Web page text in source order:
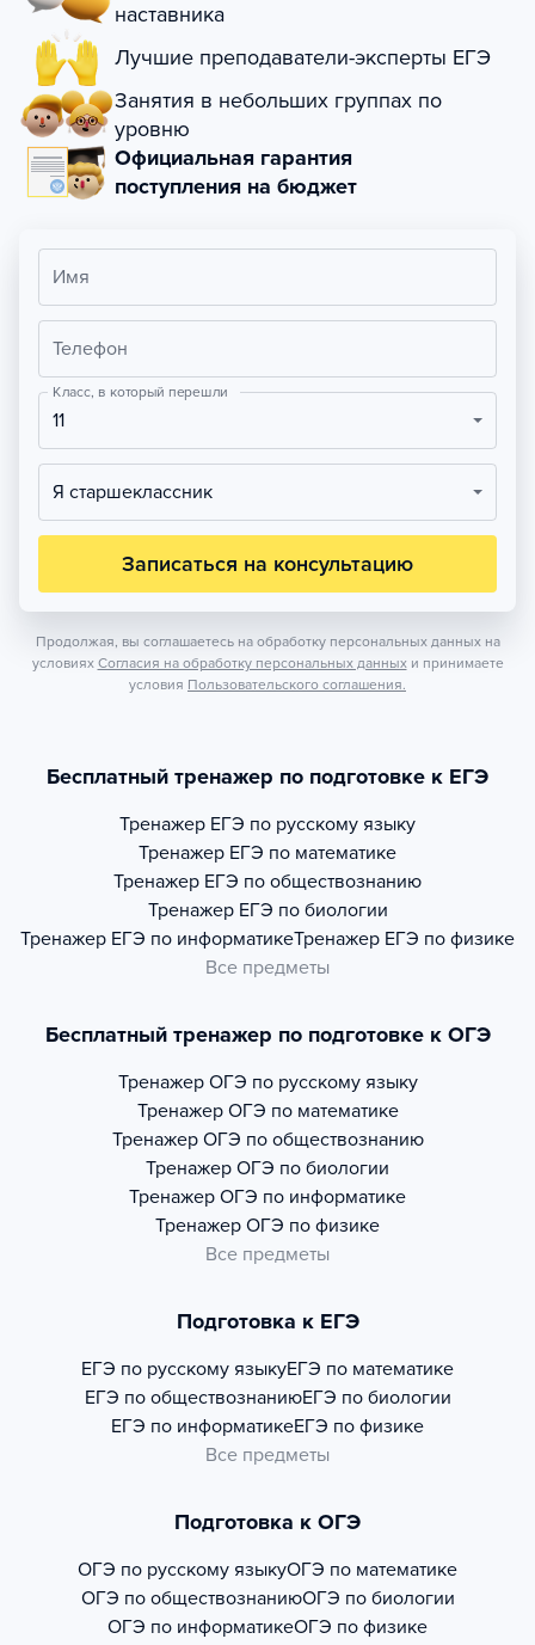
наставника
Лучшие преподаватели-эксперты ЕГЭ
Занятия в небольших группах по
уровню
Официальная гарантия
поступления на бюджет
Имя
Телефон
Класс, в который перешли
11
Я старшеклассник
Записаться на консультацию
Продолжая, вы соглашаетесь на обработку персональных данных на
условиях Согласия на обработку персональных данных и принимаете
условия Пользовательского соглашения.
Бесплатный тренажер по подготовке к ЕГЭ
Тренажер ЕГЭ по русскому языку
Тренажер ЕГЭ по математике
Тренажер ЕГЭ по обществознанию
Тренажер ЕГЭ по биологии
Тренажер ЕГЭ по информатикеТренажер ЕГЭ по физике
Все предметы
Бесплатный тренажер по подготовке к ОГЭ
Тренажер ОГЭ по русскому языку
Тренажер ОГЭ по математике
Тренажер ОГЭ по обществознанию
Тренажер ОГЭ по биологии
Тренажер ОГЭ по информатике
Тренажер ОГЭ по физике
Все предметы
Подготовка к ЕГЭ
ЕГЭ по русскому языкуЕГЭ по математике
ЕГЭ по обществознаниюЕГЭ по биологии
ЕГЭ по информатикеЕГЭ по физике
Все предметы
Подготовка к ОГЭ
ОГЭ по русскому языкуОГЭ по математике
ОГЭ по обществознаниюОГЭ по биологии
ОГЭ по информатикеОГЭ по физике